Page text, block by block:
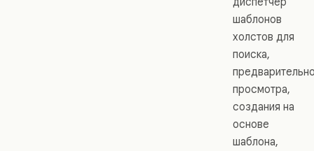
шаблонов
холстов для
поиска,
просмотра,
создания на
основе
шаблона,